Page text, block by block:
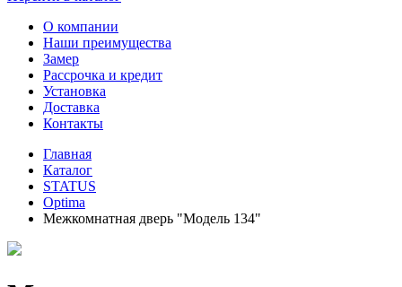
О компании
Наши преимущества
Замер
Рассрочка и кредит
Установка
Доставка
Контакты
Главная
Каталог
STATUS
Optima
Межкомнатная дверь "Модель 134"